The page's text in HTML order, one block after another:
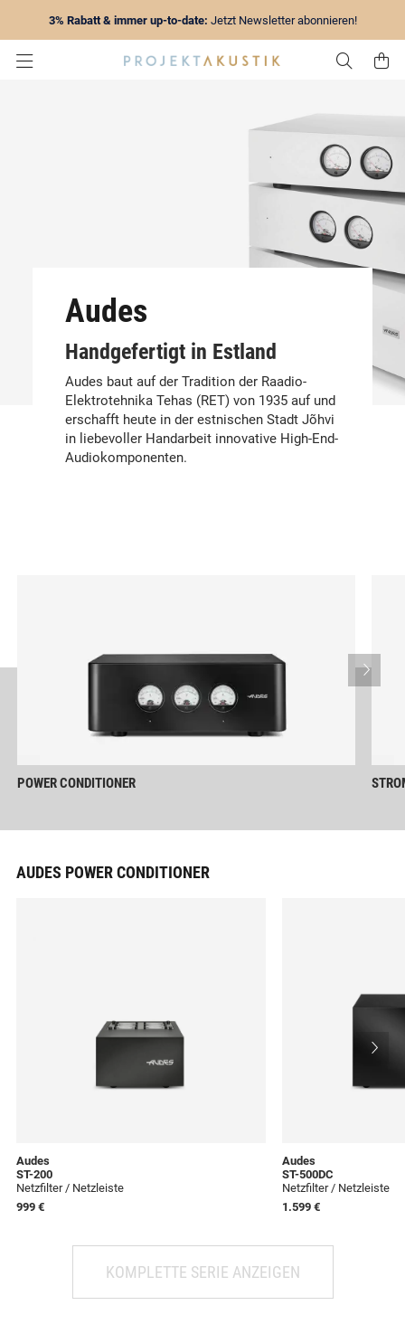
3% Rabatt & immer up-to-date: Jetzt Newsletter abonnieren!
Zur
Audes
Handgefertigt in Estland
Audes baut auf der Tradition der Raadio-
Elektrotehnika Tehas (RET) von 1935 auf und
erschafft heute in der estnischen Stadt Jõhvi
in liebevoller Handarbeit innovative High-End-
Audiokomponenten.
POWER CONDITIONER
AUDES POWER CONDITIONER
Audes
ST-200
Netzfilter / Netzleiste
999 €
Audes
ST-500DC
Netzfilter / Netzleiste
1.599 €
KOMPLETTE SERIE ANZEIGEN